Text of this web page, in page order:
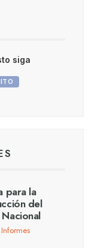
siga
para la
del
Informes